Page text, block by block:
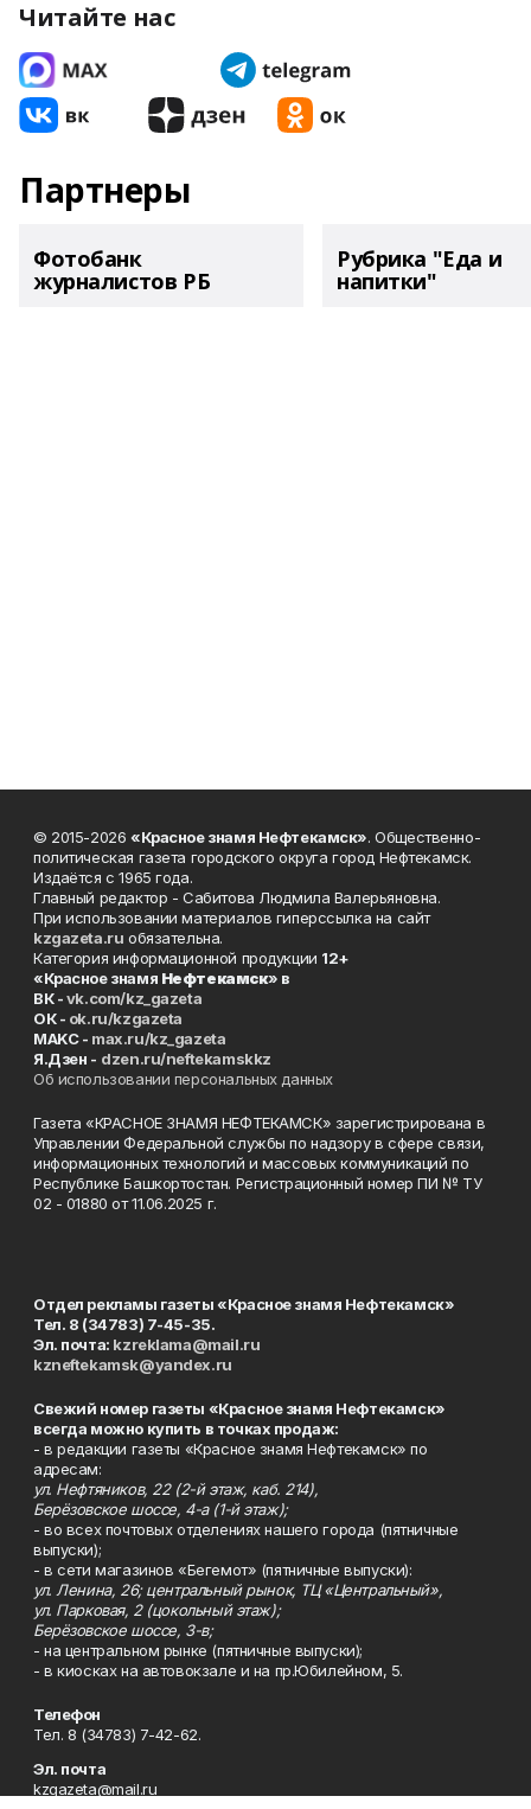
Читайте нас
Партнеры
Фотобанк
журналистов РБ
Рубрика "Еда и
напитки"
© 2015-2026 «Красное знамя Нефтекамск». Общественно-
политическая газета городского округа город Нефтекамск.
Издаётся с 1965 года.
Главный редактор - Сабитова Людмила Валерьяновна.
При использовании материалов гиперссылка на сайт
kzgazeta.ru обязательна.
Категория информационной продукции 12+
«Красное знамя Нефтекамск» в
ВК -vk.com/kz_gazeta
ОК - ok.ru/kzgazeta
MAKC - max.ru/kz_gazeta
Я.Дзен - dzen.ru/neftekamskkz
Об использовании персональных данных
Газета «КРАСНОЕ ЗНАМЯ НЕФТЕКАМСК» зарегистрирована в
Управлении Федеральной службы по надзору в сфере связи,
информационных технологий и массовых коммуникаций по
Республике Башкортостан. Регистрационный номер ПИ № ТУ
02 - 01880 от 11.06.2025 г.
Отдел рекламы газеты «Красное знамя Нефтекамск»
Тел. 8 (34783) 7-45-35.
Эл. почта: kzreklama@mail.ru
kzneftekamsk@yandex.ru
Свежий номер газеты «Красное знамя Нефтекамск»
всегда можно купить в точках продаж:
- в редакции газеты «Красное знамя Нефтекамск» по
адресам:
ул. Нефтяников, 22 (2-й этаж, каб. 214),
Берёзовское шоссе, 4-а (1-й этаж);
- во всех почтовых отделениях нашего города (пятничные
выпуски);
- в сети магазинов «Бегемот» (пятничные выпуски):
ул. Ленина, 26; центральный рынок, ТЦ «Центральный»,
ул. Парковая, 2 (цокольный этаж);
Берёзовское шоссе, 3-в;
- на центральном рынке (пятничные выпуски);
- в киосках на автовокзале и на пр.Юбилейном, 5.
Телефон
Тел. 8 (34783) 7-42-62.
Эл. почта
kzgazeta@mail.ru